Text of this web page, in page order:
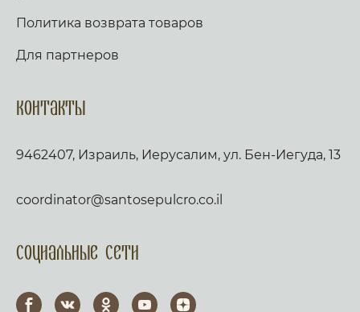
Политика возврата товаров
Для партнеров
Контакты
9462407, Израиль, Иерусалим, ул. Бен-Иегуда, 13
coordinator@santosepulcro.co.il
Социальные сети